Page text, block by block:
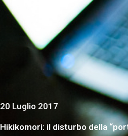
20 Luglio 2017
Hikikomori: il disturbo della